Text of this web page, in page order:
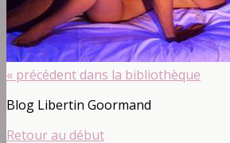
« précédent dans la bibliothèque
Blog Libertin Goormand
Retour au début